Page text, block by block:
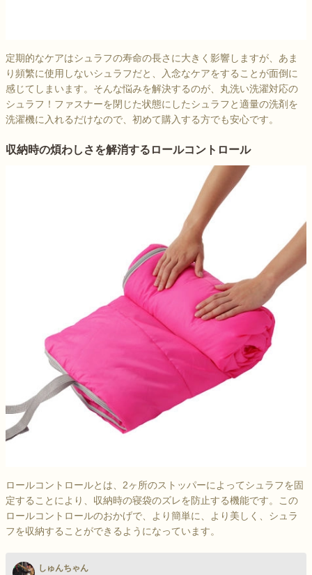
定期的なケアはシュラフの寿命の長さに大きく影響しますが、あま
り頻繁に使用しないシュラフだと、入念なケアをすることが面倒に
感じてしまいます。そんな悩みを解決するのが、丸洗い洗濯対応の
シュラフ！ファスナーを閉じた状態にしたシュラフと適量の洗剤を
洗濯機に入れるだけなので、初めて購入する方でも安心です。
収納時の煩わしさを解消するロールコントロール
ロールコントロールとは、2ヶ所のストッパーによってシュラフを固
定することにより、収納時の寝袋のズレを防止する機能です。この
ロールコントロールのおかげで、より簡単に、より美しく、シュラ
フを収納することができるようになっています。
しゅんちゃん